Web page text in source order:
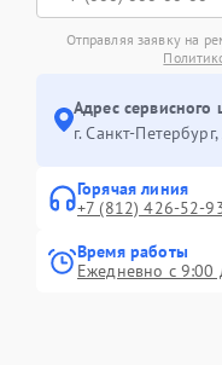
Отправляя заявку на
Адрес сервисного
г. Санкт-
Горячая линия
+7 (812) 426-52-
Время работы
Ежедневно с 9:00